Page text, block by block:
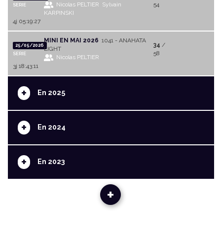
SERIE
Nicolas PELTIER Sylvain
KARPINSKI
54
4j 05:19:27
25/05/2026
SERIE
MINI EN MAI 2026 1041 - ANAHATA
LIGHT
Nicolas PELTIER
34 /
58
3j 18:43:11
+ En 2025
+ En 2024
+ En 2023
+